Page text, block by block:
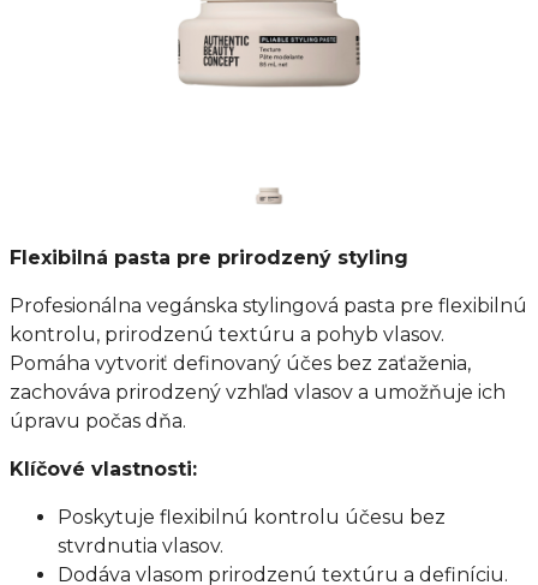
Flexibilná pasta pre prirodzený styling
Profesionálna vegánska stylingová pasta pre flexibilnú
kontrolu, prirodzenú textúru a pohyb vlasov.
Pomáha vytvoriť definovaný účes bez zaťaženia,
zachováva prirodzený vzhľad vlasov a umožňuje ich
úpravu počas dňa.
Klíčové vlastnosti:
Poskytuje flexibilnú kontrolu účesu bez
stvrdnutia vlasov.
Dodáva vlasom prirodzenú textúru a definíciu.